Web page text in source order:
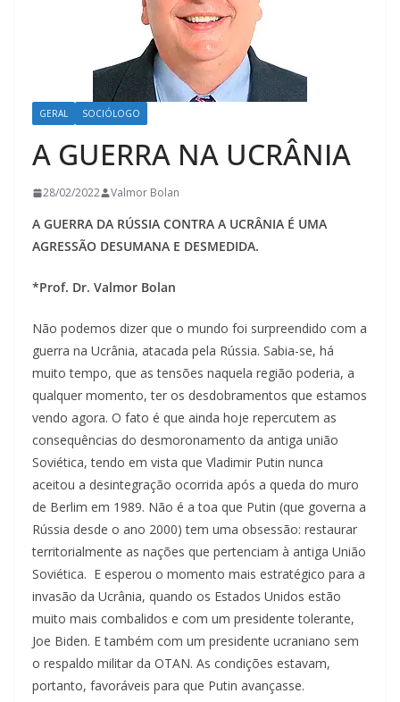
GERAL SOCIÓLOGO
A GUERRA NA UCRÂNIA
28/02/2022 Valmor Bolan
A GUERRA DA RÚSSIA CONTRA A UCRÂNIA É UMA
AGRESSÃO DESUMANA E DESMEDIDA.
*Prof. Dr. Valmor Bolan
Não podemos dizer que o mundo foi surpreendido com a
guerra na Ucrânia, atacada pela Rússia. Sabia-se, há
muito tempo, que as tensões naquela região poderia, a
qualquer momento, ter os desdobramentos que estamos
vendo agora. O fato é que ainda hoje repercutem as
consequências do desmoronamento da antiga união
Soviética, tendo em vista que Vladimir Putin nunca
aceitou a desintegração ocorrida após a queda do muro
de Berlim em 1989. Não é a toa que Putin (que governa a
Rússia desde o ano 2000) tem uma obsessão: restaurar
territorialmente as nações que pertenciam à antiga União
Soviética. E esperou o momento mais estratégico para a
invasão da Ucrânia, quando os Estados Unidos estão
muito mais combalidos e com um presidente tolerante,
Joe Biden. E também com um presidente ucraniano sem
o respaldo militar da OTAN. As condições estavam,
portanto, favoráveis para que Putin avançasse.